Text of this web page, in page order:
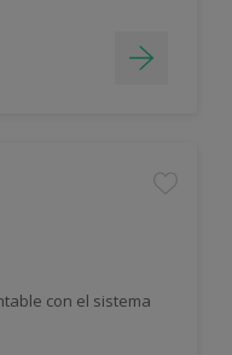
con el sistema